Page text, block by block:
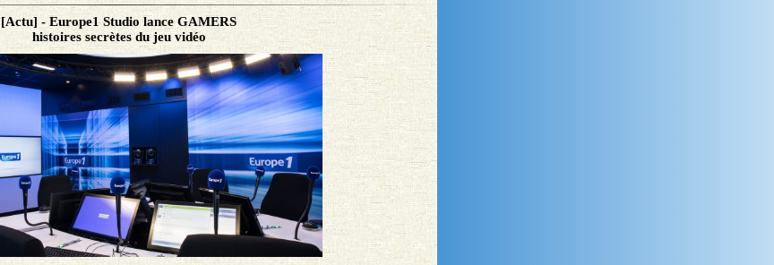
[Actu] - Europe1 Studio lance GAMERS
histoires secrètes du jeu vidéo